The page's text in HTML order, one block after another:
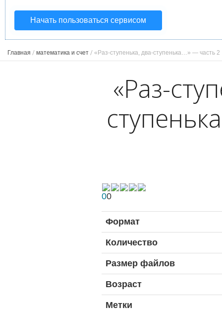
Начать пользоваться сервисом
Главная / математика и счет / «Раз-ступенька, два-ступенька…» — часть 2
«Раз-
00
Формат
Количество
Размер файлов
Возраст
Метки